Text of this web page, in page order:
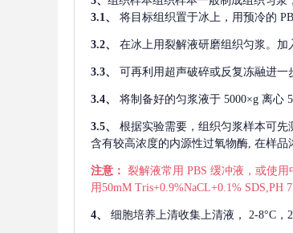
3.1、
将目标组织置于冰上，用预冷的
3.2、 在冰上用裂解液研磨组织匀浆。
3.3、 可再利用超声破碎或反复冻融进一
3.4、 将制备好的匀浆液于 5000×g 离心
3.5、 根据实验需要，组织匀浆样本可先
含有较高浓度的内源性过氧物酶, 在样品
注意： 裂解液常用 PBS 缓冲液，或使
用50mM Tris+0.9%NaCL+0.1% SDS,PH
4、 细胞培养上清收集上清液， 2-8°C，